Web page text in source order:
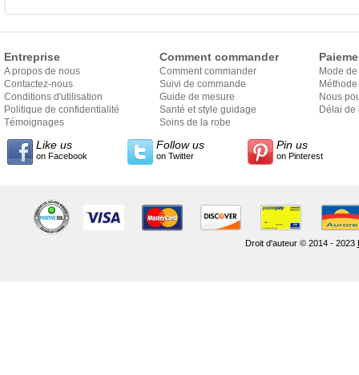
Entreprise
A propos de nous
Contactez-nous
Conditions d'utilisation
Politique de confidentialité
Témoignages
Comment commander
Comment commander
Suivi de commande
Guide de mesure
Santé et style guidage
Soins de la robe
Mode
Nous
Délai de
Like us
on Facebook
Follow us
on Twitter
Pin us
on Pinterest
Droit d'auteur © 2014 - 2023